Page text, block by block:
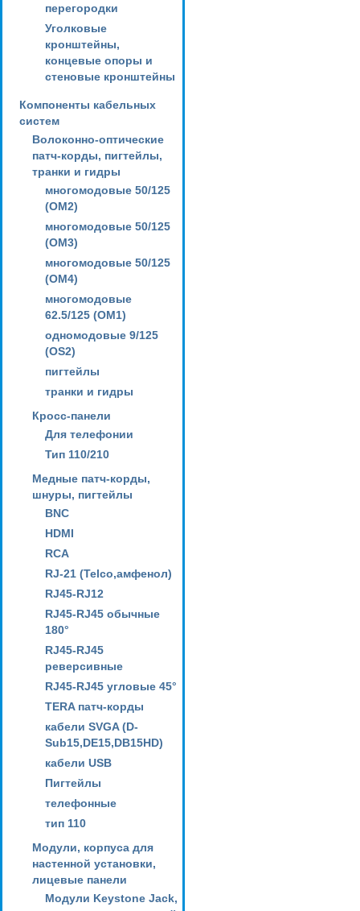
перегородки
Уголковые
кронштейны,
концевые опоры и
стеновые кронштейны
Компоненты кабельных
систем
Волоконно-оптические
патч-корды, пигтейлы,
транки и гидры
многомодовые 50/125
(OM2)
многомодовые 50/125
(OM3)
многомодовые 50/125
(OM4)
многомодовые
62.5/125 (OM1)
одномодовые 9/125
(OS2)
пигтейлы
транки и гидры
Кросс-панели
Для телефонии
Тип 110/210
Медные патч-корды,
шнуры, пигтейлы
BNC
HDMI
RCA
RJ-21 (Telco,амфенол)
RJ45-RJ12
RJ45-RJ45 обычные
180°
RJ45-RJ45
реверсивные
RJ45-RJ45 угловые 45°
TERA патч-корды
кабели SVGA (D-
Sub15,DE15,DB15HD)
кабели USB
Пигтейлы
телефонные
тип 110
Модули, корпуса для
настенной установки,
лицевые панели
Модули Keystone Jack,